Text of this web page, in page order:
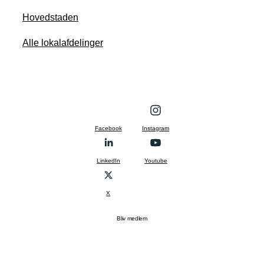
Hovedstaden
Alle lokalafdelinger
Facebook Instagram
LinkedIn Youtube
X
Bliv medlem